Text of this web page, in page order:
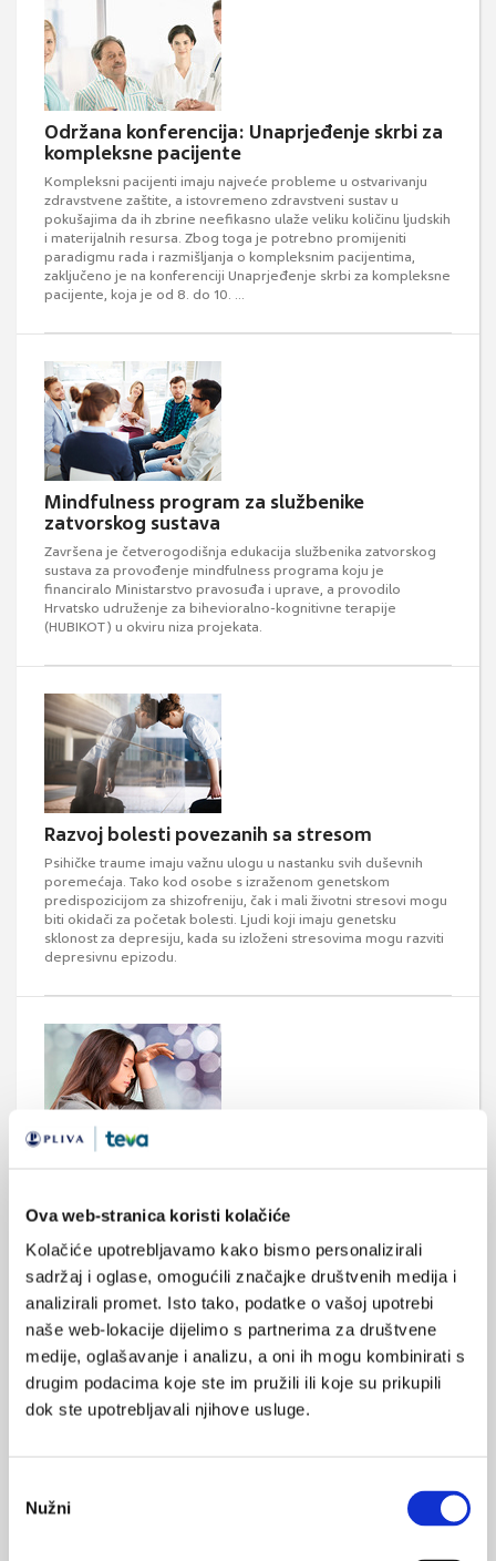
Ova web-stranica koristi kolačiće
Kolačiće upotrebljavamo kako bismo personalizirali
sadržaj i oglase, omogućili značajke društvenih medija i
analizirali promet. Isto tako, podatke o vašoj upotrebi
naše web-lokacije dijelimo s partnerima za društvene
medije, oglašavanje i analizu, a oni ih mogu kombinirati s
drugim podacima koje ste im pružili ili koje su prikupili
dok ste upotrebljavali njihove usluge.
pristanka
Nužni
Održana konferencija: Unaprjeđenje skrbi za
kompleksne pacijente
Kompleksni pacijenti imaju najveće probleme u ostvarivanju
zdravstvene zaštite, a istovremeno zdravstveni sustav u
pokušajima da ih zbrine neefikasno ulaže veliku količinu ljudskih
i materijalnih resursa. Zbog toga je potrebno promijeniti
paradigmu rada i razmišljanja o kompleksnim pacijentima,
zaključeno je na konferenciji Unaprjeđenje skrbi za kompleksne
pacijente, koja je od 8. do 10. ...
Mindfulness program za službenike
zatvorskog sustava
Završena je četverogodišnja edukacija službenika zatvorskog
sustava za provođenje mindfulness programa koju je
financiralo Ministarstvo pravosuđa i uprave, a provodilo
Hrvatsko udruženje za bihevioralno-kognitivne terapije
(HUBIKOT) u okviru niza projekata.
Razvoj bolesti povezanih sa stresom
Psihičke traume imaju važnu ulogu u nastanku svih duševnih
poremećaja. Tako kod osobe s izraženom genetskom
predispozicijom za shizofreniju, čak i mali životni stresovi mogu
biti okidači za početak bolesti. Ljudi koji imaju genetsku
sklonost za depresiju, kada su izloženi stresovima mogu razviti
depresivnu epizodu.
Smjernice Osiguravanje optimalne zdravstvene skrbi za osobe
istoimenog projekta koji je na temelju analize zakonodavstva i
izvješća službi za mentalno zdravlje donio preporuku za
unapređenje hrvatskog zdravstvenog sustava koji će se koristiti
u pripremi Hrvatske strategije o mentalnom zdravlju.
Probir i rana detekcija psihičkih odstupanja u